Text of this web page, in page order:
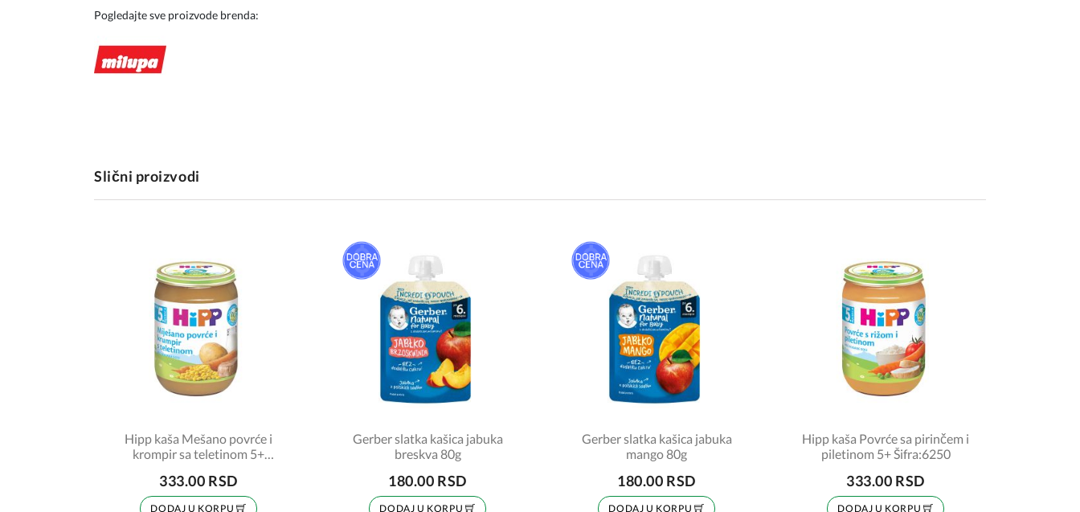
Pogledajte sve proizvode brenda:
Slični proizvodi
Hipp kaša Mešano povrće i
krompir sa teletinom 5+
333.00 RSD
DODAJ U KORPU
Gerber slatka kašica jabuka
breskva 80g
180.00 RSD
DODAJ U KORPU
Gerber slatka kašica jabuka
mango 80g
180.00 RSD
DODAJ U KORPU
Hipp kaša Povrće sa pirinčem i
piletinom 5+ Šifra:6250
333.00 RSD
DODAJ U KORPU